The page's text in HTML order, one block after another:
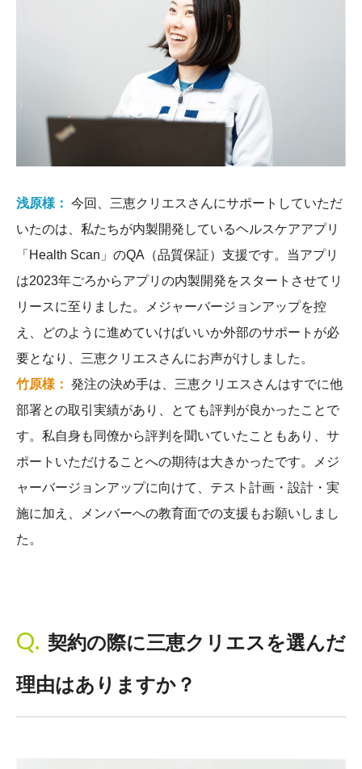
浅原様： 今回、三恵クリエスさんにサポートしていただ
いたのは、私たちが内製開発しているヘルスケアアプリ
「Health Scan」のQA（品質保証）支援です。当アプリ
は2023年ごろからアプリの内製開発をスタートさせてリ
リースに至りました。メジャーバージョンアップを控
え、どのように進めていけばいいか外部のサポートが必
要となり、三恵クリエスさんにお声がけしました。
竹原様： 発注の決め手は、三恵クリエスさんはすでに他
部署との取引実績があり、とても評判が良かったことで
す。私自身も同僚から評判を聞いていたこともあり、サ
ポートいただけることへの期待は大きかったです。メジ
ャーバージョンアップに向けて、テスト計画・設計・実
施に加え、メンバーへの教育面での支援もお願いしまし
た。
契約の際に三恵クリエスを選んだ
理由はありますか？